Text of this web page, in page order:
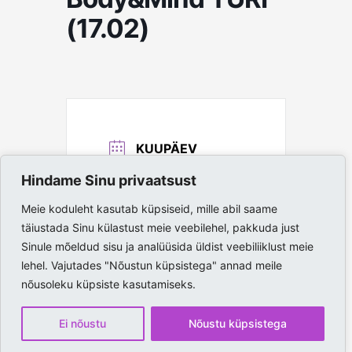
Hindame Sinu privaatsust
Meie koduleht kasutab küpsiseid, mille abil saame
täiustada Sinu külastust meie veebilehel, pakkuda just
Sinule mõeldud sisu ja analüüsida üldist veebiliiklust meie
lehel. Vajutades "Nõustun küpsistega" annad meile
nõusoleku küpsiste kasutamiseks.
Ei nõustu Nõustu küpsistega
(17.02)
KUUPÄEV
Expired!
AEG
18:00 - 19:00